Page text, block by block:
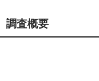
調査概要